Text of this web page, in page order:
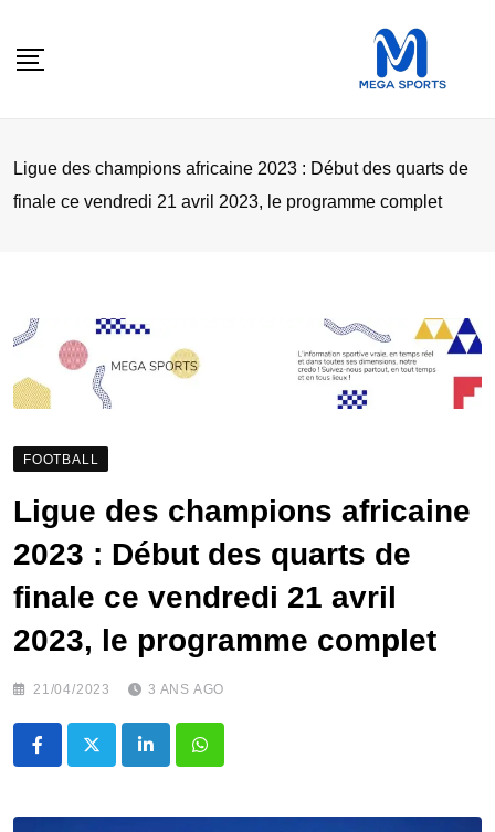
Ligue des champions africaine 2023 : Début des quarts de
finale ce vendredi 21 avril 2023, le programme complet
FOOTBALL
Ligue des champions africaine
2023 : Début des quarts de
finale ce vendredi 21 avril
2023, le programme complet
21/04/2023 3 ANS AGO
LinkedInWhatsapp